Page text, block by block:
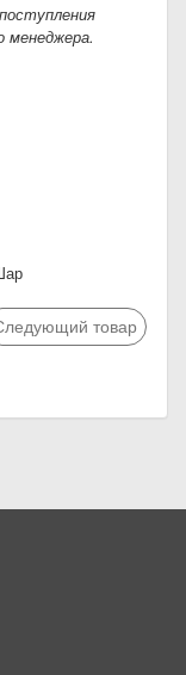
менеджера.
товар